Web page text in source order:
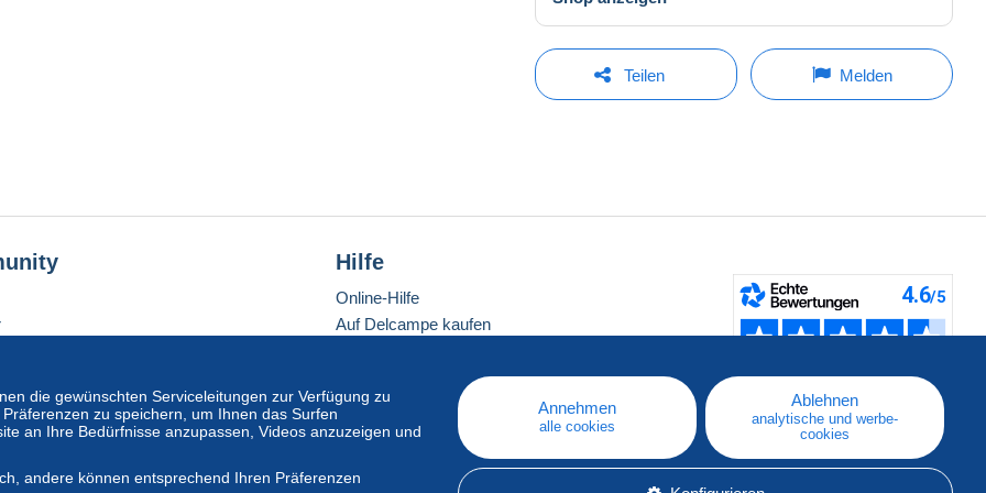
Teilen Melden
die gewünschten Serviceleitungen zur Verfügung zu
zu speichern, um Ihnen das Surfen
an Ihre Bedürfnisse anzupassen, Videos anzuzeigen und
andere können entsprechend Ihren Präferenzen
Annehmen
alle cookies
Ablehnen
analytische und werbe-
cookies
Hilfe
Online-Hilfe
Auf Delcampe kaufen
Eine sichere Website